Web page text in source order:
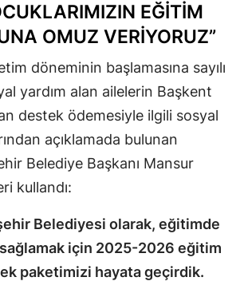
EĞİTİM
OMUZ VERİYORUZ”
döneminin başlamasına sayılı
yardım alan ailelerin Başkent
destek ödemesiyle ilgili sosyal
açıklamada bulunan
Belediye Başkanı Mansur
kullandı:
Belediyesi olarak, eğitimde
için 2025-2026 eğitim
paketimizi hayata geçirdik.